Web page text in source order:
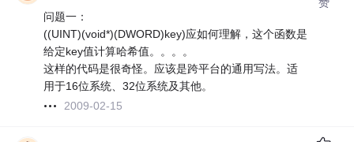
问题一：
((UINT)(void*)(DWORD)key)应如何理解，这个函数是
给定key值计算哈希值。。。。
这样的代码是很奇怪。应该是跨平台的通用写法。适
用于16位系统、32位系统及其他。
2009-02-15